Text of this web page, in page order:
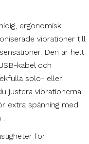
ergonomisk
vibrationer till
Den är helt
kabel och
solo- eller
justera vibrationerna
extra spänning med
.
för